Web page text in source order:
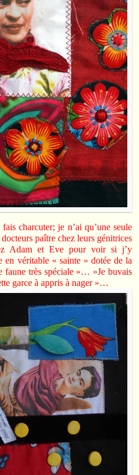
charcuter; je n’ai qu’une seule
paître chez leurs génitrices
Adam et Eve pour voir si j’y
véritable « sainte » dotée de la
faune très spéciale »… »Je buvais
garce à appris à nager »…